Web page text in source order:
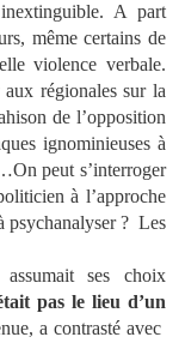
A part
même certains de
violence verbale.
régionales sur la
de l’opposition
ignominieuses à
peut s’interroger
à l’approche
psychanalyser ? Les
ses choix
pas le lieu d’un
a contrasté avec